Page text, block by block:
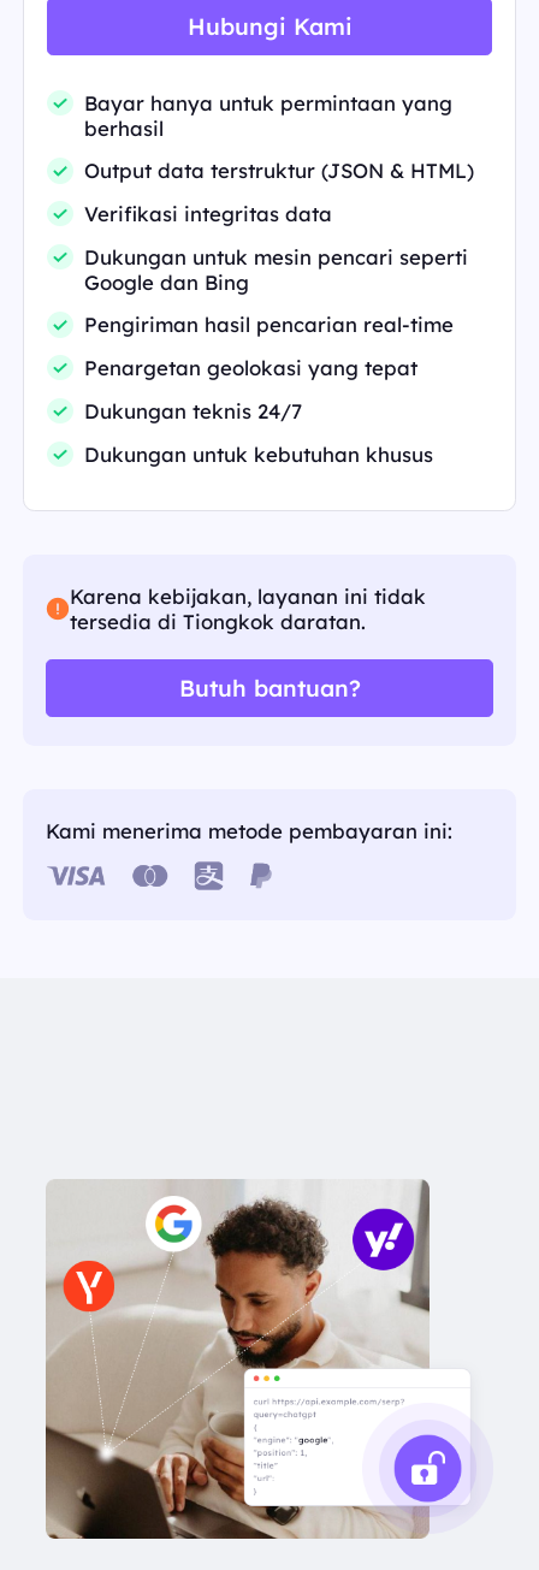
Hubungi Kami
Bayar hanya untuk permintaan yang
berhasil
Output data terstruktur (JSON & HTML)
Verifikasi integritas data
Dukungan untuk mesin pencari seperti
Google dan Bing
Pengiriman hasil pencarian real-time
Penargetan geolokasi yang tepat
Dukungan teknis 24/7
Dukungan untuk kebutuhan khusus
Karena kebijakan, layanan ini tidak
tersedia di Tiongkok daratan.
Butuh bantuan?
Kami menerima metode pembayaran ini: